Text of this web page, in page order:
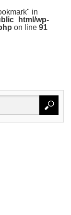
in
wp-
on line 91